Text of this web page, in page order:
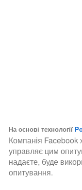
На основі технології
Компанія
управляє цим
надаєте, буде
опитування.